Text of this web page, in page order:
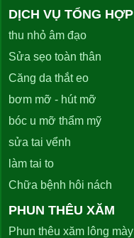
DỊCH VỤ TỔNG HỢP
thu nhỏ âm đạo
Sửa sẹo toàn thân
Căng da thắt eo
bơm mỡ - hút mỡ
bóc u mỡ thẩm mỹ
sửa tai vểnh
làm tai to
Chữa bệnh hôi nách
PHUN THÊU XĂM
Phun thêu xăm lông mày